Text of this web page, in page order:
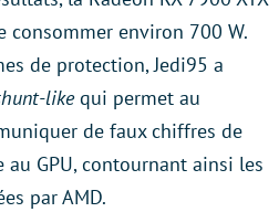
consommer environ 700 W.
de protection, Jedi95 a
likequi permet au
de faux chiffres de
au GPU, contournant ainsi les
par AMD.